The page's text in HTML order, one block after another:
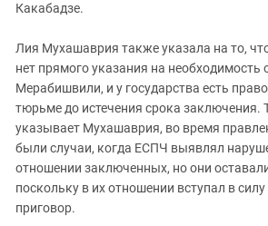
Какабадзе.
Лия Мухашаврия также указала на то,
нет прямого указания на необходимость
Мерабишвили, и у государства есть
тюрьме до истечения срока заключения.
указывает Мухашаврия, во время
были случаи, когда ЕСПЧ выявлял
отношении заключенных, но они
поскольку в их отношении вступал в
приговор.